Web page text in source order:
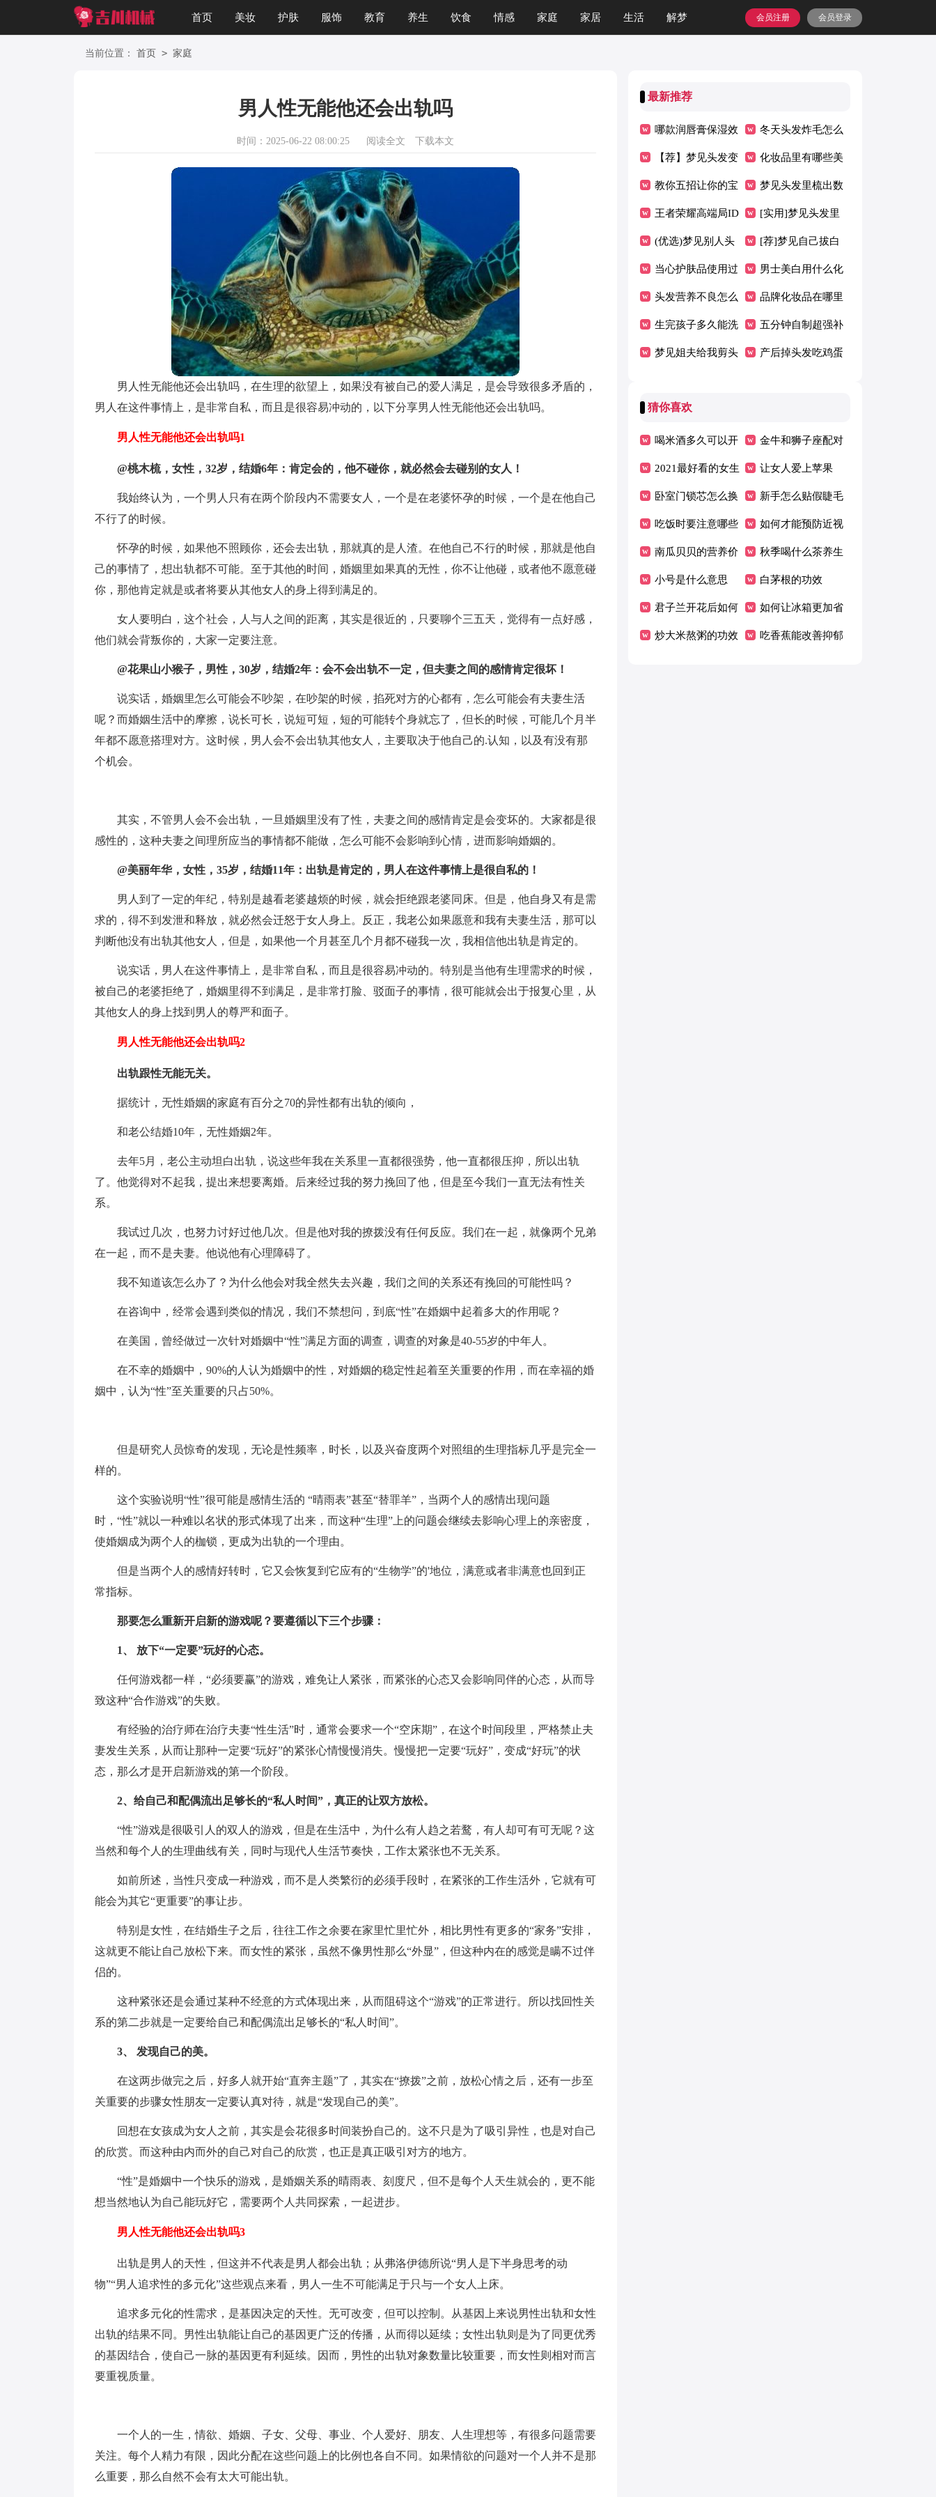
首页 美妆 护肤 服饰 教育 养生 饮食 情感 家庭 家居 生活 解梦 会员登录
会员注册
当前位置： 首页 > 家庭
男人性无能他还会出轨吗
时间：2025-06-22 08:00:25 阅读全文 下载本文
男人性无能他还会出轨吗，在生理的欲望上，如果没有被自己的爱人满足，是会导致很多矛盾的，
男人在这件事情上，是非常自私，而且是很容易冲动的，以下分享男人性无能他还会出轨吗。
男人性无能他还会出轨吗1
@桃木梳，女性，32岁，结婚6年：肯定会的，他不碰你，就必然会去碰别的女人！
我始终认为，一个男人只有在两个阶段内不需要女人，一个是在老婆怀孕的时候，一个是在他自己
不行了的时候。
怀孕的时候，如果他不照顾你，还会去出轨，那就真的是人渣。在他自己不行的时候，那就是他自
己的事情了，想出轨都不可能。至于其他的时间，婚姻里如果真的无性，你不让他碰，或者他不愿意碰
你，那他肯定就是或者将要从其他女人的身上得到满足的。
女人要明白，这个社会，人与人之间的距离，其实是很近的，只要聊个三五天，觉得有一点好感，
他们就会背叛你的，大家一定要注意。
@花果山小猴子，男性，30岁，结婚2年：会不会出轨不一定，但夫妻之间的感情肯定很坏！
说实话，婚姻里怎么可能会不吵架，在吵架的时候，掐死对方的心都有，怎么可能会有夫妻生活
呢？而婚姻生活中的摩擦，说长可长，说短可短，短的可能转个身就忘了，但长的时候，可能几个月半
年都不愿意搭理对方。这时候，男人会不会出轨其他女人，主要取决于他自己的.认知，以及有没有那
个机会。
其实，不管男人会不会出轨，一旦婚姻里没有了性，夫妻之间的感情肯定是会变坏的。大家都是很
感性的，这种夫妻之间理所应当的事情都不能做，怎么可能不会影响到心情，进而影响婚姻的。
@美丽年华，女性，35岁，结婚11年：出轨是肯定的，男人在这件事情上是很自私的！
男人到了一定的年纪，特别是越看老婆越烦的时候，就会拒绝跟老婆同床。但是，他自身又有是需
求的，得不到发泄和释放，就必然会迁怒于女人身上。反正，我老公如果愿意和我有夫妻生活，那可以
判断他没有出轨其他女人，但是，如果他一个月甚至几个月都不碰我一次，我相信他出轨是肯定的。
说实话，男人在这件事情上，是非常自私，而且是很容易冲动的。特别是当他有生理需求的时候，
被自己的老婆拒绝了，婚姻里得不到满足，是非常打脸、驳面子的事情，很可能就会出于报复心里，从
其他女人的身上找到男人的尊严和面子。
男人性无能他还会出轨吗2
出轨跟性无能无关。
据统计，无性婚姻的家庭有百分之70的异性都有出轨的倾向，
和老公结婚10年，无性婚姻2年。
去年5月，老公主动坦白出轨，说这些年我在关系里一直都很强势，他一直都很压抑，所以出轨
了。他觉得对不起我，提出来想要离婚。后来经过我的努力挽回了他，但是至今我们一直无法有性关
系。
我试过几次，也努力讨好过他几次。但是他对我的撩拨没有任何反应。我们在一起，就像两个兄弟
在一起，而不是夫妻。他说他有心理障碍了。
我不知道该怎么办了？为什么他会对我全然失去兴趣，我们之间的关系还有挽回的可能性吗？
在咨询中，经常会遇到类似的情况，我们不禁想问，到底“性”在婚姻中起着多大的作用呢？
在美国，曾经做过一次针对婚姻中“性”满足方面的调查，调查的对象是40-55岁的中年人。
在不幸的婚姻中，90%的人认为婚姻中的性，对婚姻的稳定性起着至关重要的作用，而在幸福的婚
姻中，认为“性”至关重要的只占50%。
但是研究人员惊奇的发现，无论是性频率，时长，以及兴奋度两个对照组的生理指标几乎是完全一
样的。
这个实验说明“性”很可能是感情生活的 “晴雨表”甚至“替罪羊”，当两个人的感情出现问题
时，“性”就以一种难以名状的形式体现了出来，而这种“生理”上的问题会继续去影响心理上的亲密度，
使婚姻成为两个人的枷锁，更成为出轨的一个理由。
但是当两个人的感情好转时，它又会恢复到它应有的“生物学”的'地位，满意或者非满意也回到正
常指标。
那要怎么重新开启新的游戏呢？要遵循以下三个步骤：
1、 放下“一定要”玩好的心态。
任何游戏都一样，“必须要赢”的游戏，难免让人紧张，而紧张的心态又会影响同伴的心态，从而导
致这种“合作游戏”的失败。
有经验的治疗师在治疗夫妻“性生活”时，通常会要求一个“空床期”，在这个时间段里，严格禁止夫
妻发生关系，从而让那种一定要“玩好”的紧张心情慢慢消失。慢慢把一定要“玩好”，变成“好玩”的状
态，那么才是开启新游戏的第一个阶段。
2、给自己和配偶流出足够长的“私人时间”，真正的让双方放松。
“性”游戏是很吸引人的双人的游戏，但是在生活中，为什么有人趋之若鹜，有人却可有可无呢？这
当然和每个人的生理曲线有关，同时与现代人生活节奏快，工作太紧张也不无关系。
如前所述，当性只变成一种游戏，而不是人类繁衍的必须手段时，在紧张的工作生活外，它就有可
能会为其它“更重要”的事让步。
特别是女性，在结婚生子之后，往往工作之余要在家里忙里忙外，相比男性有更多的“家务”安排，
这就更不能让自己放松下来。而女性的紧张，虽然不像男性那么“外显”，但这种内在的感觉是瞒不过伴
侣的。
这种紧张还是会通过某种不经意的方式体现出来，从而阻碍这个“游戏”的正常进行。所以找回性关
系的第二步就是一定要给自己和配偶流出足够长的“私人时间”。
3、 发现自己的美。
在这两步做完之后，好多人就开始“直奔主题”了，其实在“撩拨”之前，放松心情之后，还有一步至
关重要的步骤女性朋友一定要认真对待，就是“发现自己的美”。
回想在女孩成为女人之前，其实是会花很多时间装扮自己的。这不只是为了吸引异性，也是对自己
的欣赏。而这种由内而外的自己对自己的欣赏，也正是真正吸引对方的地方。
“性”是婚姻中一个快乐的游戏，是婚姻关系的晴雨表、刻度尺，但不是每个人天生就会的，更不能
想当然地认为自己能玩好它，需要两个人共同探索，一起进步。
男人性无能他还会出轨吗3
出轨是男人的天性，但这并不代表是男人都会出轨；从弗洛伊德所说“男人是下半身思考的动
物”“男人追求性的多元化”这些观点来看，男人一生不可能满足于只与一个女人上床。
追求多元化的性需求，是基因决定的天性。无可改变，但可以控制。从基因上来说男性出轨和女性
出轨的结果不同。男性出轨能让自己的基因更广泛的传播，从而得以延续；女性出轨则是为了同更优秀
的基因结合，使自己一脉的基因更有利延续。因而，男性的出轨对象数量比较重要，而女性则相对而言
要重视质量。
一个人的一生，情欲、婚姻、子女、父母、事业、个人爱好、朋友、人生理想等，有很多问题需要
关注。每个人精力有限，因此分配在这些问题上的比例也各自不同。如果情欲的问题对一个人并不是那
么重要，那么自然不会有太大可能出轨。
最新推荐
哪款润唇膏保湿效
果好
冬天头发炸毛怎么
办
【荐】梦见头发变
红
化妆品里有哪些美
白成分
教你五招让你的宝
宝剪头发时不再哭
闹
梦见头发里梳出数
不尽的虫子
王者荣耀高端局ID [实用]梦见头发里
有虫
(优选)梦见别人头
发短了
[荐]梦见自己拔白
头发
当心护肤品使用过
多的副作用
男士美白用什么化
妆品
头发营养不良怎么
办
品牌化妆品在哪里
批发好
生完孩子多久能洗
头发
五分钟自制超强补
水面膜
梦见姐夫给我剪头 产后掉头发吃鸡蛋
猜你喜欢
喝米酒多久可以开
车
金牛和狮子座配对
指数是多少呢
2021最好看的女生
短发发型
让女人爱上苹果
卧室门锁芯怎么换 新手怎么贴假睫毛
吃饭时要注意哪些
问题
如何才能预防近视
南瓜贝贝的营养价
值介绍
秋季喝什么茶养生
最好
小号是什么意思 白茅根的功效
君子兰开花后如何
修剪
如何让冰箱更加省
电
炒大米熬粥的功效 吃香蕉能改善抑郁